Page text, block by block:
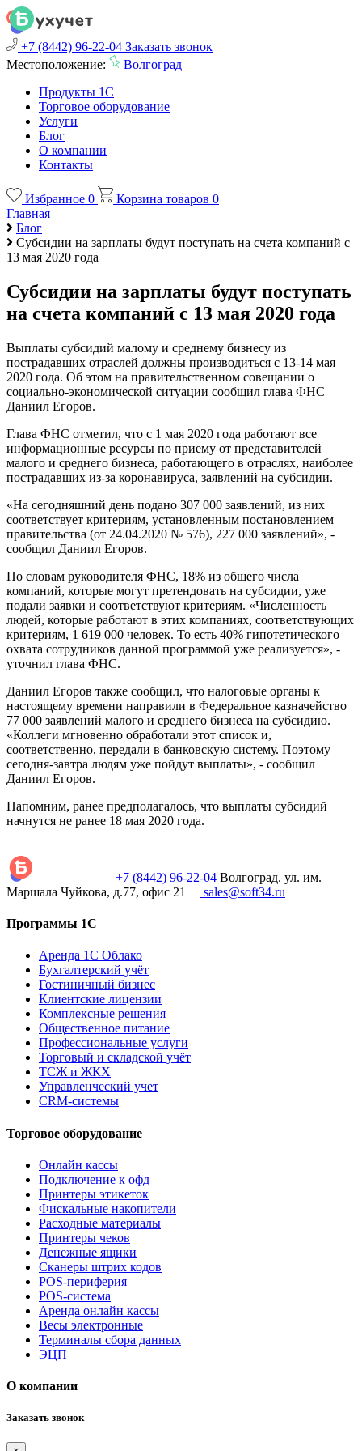
+7 (8442) 96-22-04 Заказать звонок
Местоположение:
Волгоград
Продукты 1С
Торговое оборудование
Услуги
Блог
О компании
Контакты
Избранное 0 Корзина товаров 0
Главная
Блог
Субсидии на зарплаты будут поступать на счета компаний с
13 мая 2020 года
Субсидии на зарплаты будут поступать
на счета компаний с 13 мая 2020 года
Выплаты субсидий малому и среднему бизнесу из
пострадавших отраслей должны производиться с 13-14 мая
2020 года. Об этом на правительственном совещании о
социально-экономической ситуации сообщил глава ФНС
Даниил Егоров.
Глава ФНС отметил, что с 1 мая 2020 года работают все
информационные ресурсы по приему от представителей
малого и среднего бизнеса, работающего в отраслях, наиболее
пострадавших из-за коронавируса, заявлений на субсидии.
«На сегодняшний день подано 307 000 заявлений, из них
соответствует критериям, установленным постановлением
правительства (от 24.04.2020 № 576), 227 000 заявлений», -
сообщил Даниил Егоров.
По словам руководителя ФНС, 18% из общего числа
компаний, которые могут претендовать на субсидии, уже
подали заявки и соответствуют критериям. «Численность
людей, которые работают в этих компаниях, соответствующих
критериям, 1 619 000 человек. То есть 40% гипотетического
охвата сотрудников данной программой уже реализуется», -
уточнил глава ФНС.
Даниил Егоров также сообщил, что налоговые органы к
настоящему времени направили в Федеральное казначейство
77 000 заявлений малого и среднего бизнеса на субсидию.
«Коллеги мгновенно обработали этот список и,
соответственно, передали в банковскую систему. Поэтому
сегодня-завтра людям уже пойдут выплаты», - сообщил
Даниил Егоров.
Напомним, ранее предполагалось, что выплаты субсидий
начнутся не ранее 18 мая 2020 года.
+7 (8442) 96-22-04 Волгоград. ул. им.
Маршала Чуйкова, д.77, офис 21
sales@soft34.ru
Программы 1С
Аренда 1С Облако
Бухгалтерский учёт
Гостиничный бизнес
Клиентские лицензии
Комплексные решения
Общественное питание
Профессиональные услуги
Торговый и складской учёт
ТСЖ и ЖКХ
Управленческий учет
CRM-системы
Торговое оборудование
Онлайн кассы
Подключение к офд
Принтеры этикеток
Фискальные накопители
Расходные материалы
Принтеры чеков
Денежные ящики
Сканеры штрих кодов
POS-периферия
POS-система
Аренда онлайн кассы
Весы электронные
Терминалы сбора данных
ЭЦП
О компании
Заказать звонок